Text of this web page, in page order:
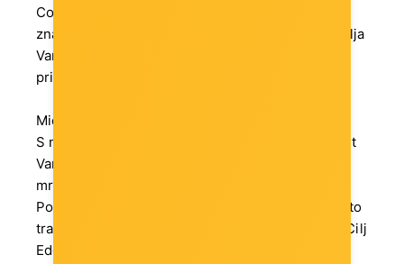
Continuum je nova funkcija s kojom Windows 10
zna kakav tip hardvera koristite i koja vrsta sučelja
Vam treba. Sve Vaše otvorene prozore će
prilagoditi zaslonu vašeg uređaja.
Microsoft Edge
S novim web preglednikom Microsoft Edge svijet
Vam je bliže. Editirajte i prepisujete izravno na
mrežnim stranicama te je dijelite s drugima.
Poboljšana adresna traka će Vam ponuditi ono što
tražite, prije nego što stignete dovršiti pisanje. Cilj
Edge-a je što efikasniji rad, s kojim ćete doći do